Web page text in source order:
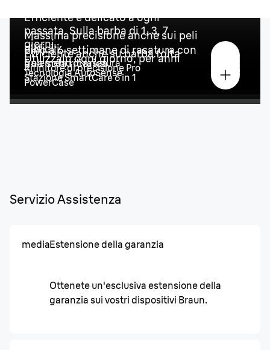
Caratteristiche principali
Efficiente e delicato a ogni
passata. Sulla barba di 1, 3, 7
giorni.
5 elementi di rasatura
Massima precisione anche sui peli
difficili
Rifinitore di precisione Pro
Efficiente anche su barba folta
Tecnologia AutoSense
Utilizzalo ogni giorno, per anni
Stazione SmartCare 6 in 1
Fino a 6 settimane di rasatura con
una sola ricarica
PowerCase
Servizio Assistenza
mediaEstensione della garanzia
Ottenete un'esclusiva estensione della
garanzia sui vostri dispositivi Braun.